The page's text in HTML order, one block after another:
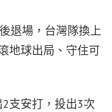
退場，台灣隊換上
地球出局、守住可
支安打，投出3次